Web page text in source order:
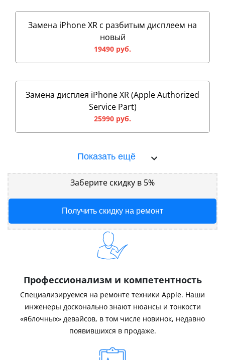
Замена iPhone XR с разбитым дисплеем на
новый
19490 руб.
Замена дисплея iPhone XR (Apple Authorized
Service Part)
25990 руб.
Показать ещё
Заберите скидку в 5%
Получить скидку на ремонт
Профессионализм и компетентность
Специализируемся на ремонте техники Apple. Наши
инженеры досконально знают нюансы и тонкости
«яблочных» девайсов, в том числе новинок, недавно
появившихся в продаже.